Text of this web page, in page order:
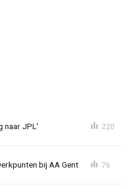
naar JPL' 220
bij AA Gent 76